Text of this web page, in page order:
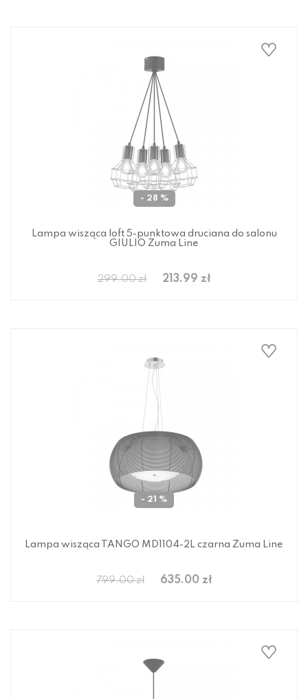
- 28 %
Lampa wisząca loft 5-punktowa druciana do salonu
GIULIO Zuma Line
299.00 zł 213.99 zł
- 21 %
Lampa wisząca TANGO MD1104-2L czarna Zuma Line
799.00 zł 635.00 zł